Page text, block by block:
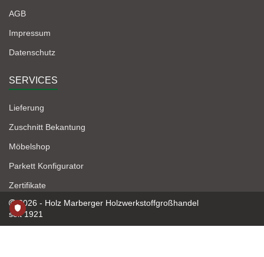
AGB
Impressum
Datenschutz
SERVICES
Lieferung
Zuschnitt Bekantung
Möbelshop
Parkett Konfigurator
Zertifikate
2026 - Holz Marberger Holzwerkstoffgroßhandel
seit 1921